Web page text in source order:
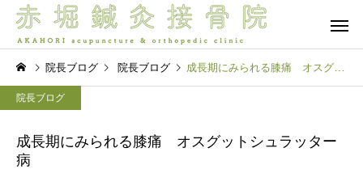
院長ブログ 院長ブログ 成長期にみられる膝痛 オスグットシュラッター病
院長ブログ
成長期にみられる膝痛 オスグットシュラッター
病